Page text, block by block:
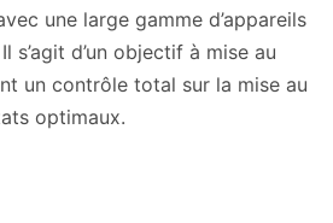
une large gamme d’appareils
s’agit d’un objectif à mise au
un contrôle total sur la mise au
optimaux.